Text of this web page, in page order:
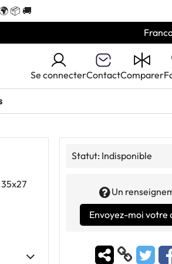
📦 🚚
Se connecterContactComparer
Statut: Indisponible
Un
Envoyez-moi votre